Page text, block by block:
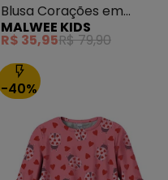
Blusa Corações em
Ribana Vermelho
MALWEE KIDS
R$ 35,95R$ 79,90
-40%